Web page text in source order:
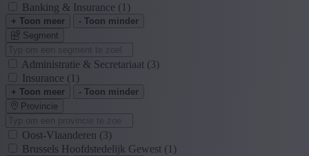
Banking & Insurance (1)
+ Toon meer
- Toon minder
Segment
Administratie & Secretariaat (3)
Insurance (1)
+ Toon meer
- Toon minder
Provincie
Oost-Vlaanderen (3)
Brussels Hoofdstedelijk Gewest (1)